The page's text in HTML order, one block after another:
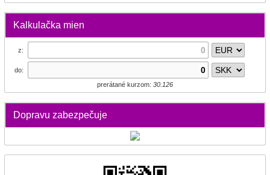
Kalkulačka mien
z:
do:
prerátané kurzom: 30.126
Dopravu zabezpečuje